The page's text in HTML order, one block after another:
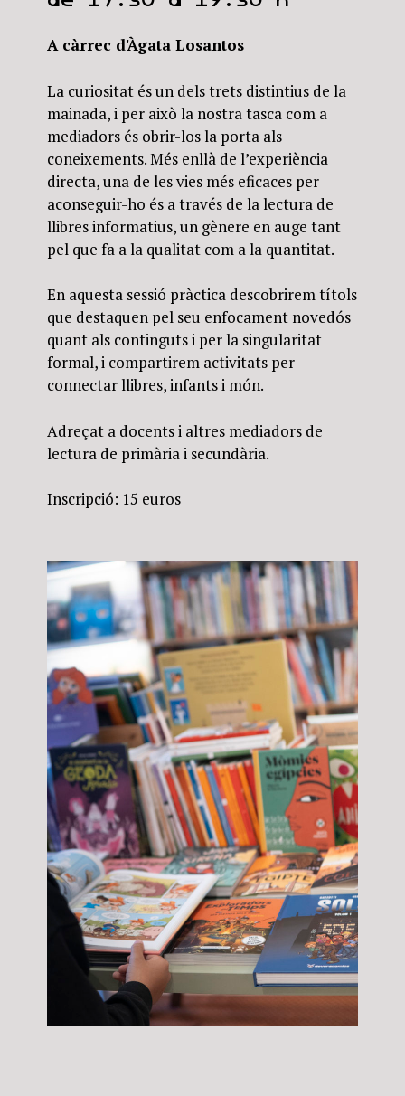
A càrrec d'Àgata Losantos
La curiositat és un dels trets distintius de la
mainada, i per això la nostra tasca com a
mediadors és obrir-los la porta als
coneixements. Més enllà de l’experiència
directa, una de les vies més eficaces per
aconseguir-ho és a través de la lectura de
llibres informatius, un gènere en auge tant
pel que fa a la qualitat com a la quantitat.
En aquesta sessió pràctica descobrirem títols
que destaquen pel seu enfocament novedós
quant als continguts i per la singularitat
formal, i compartirem activitats per
connectar llibres, infants i món.
Adreçat a docents i altres mediadors de
lectura de primària i secundària.
Inscripció: 15 euros